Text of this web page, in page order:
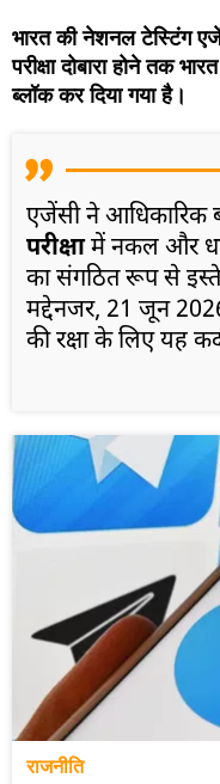
भारत की नेशनल टेस्टिंग
परीक्षा दोबारा होने तक
ब्लॉक कर दिया गया है।
एजेंसी ने आधिकारिक
परीक्षामें नकल और
का संगठित रूप से
मद्देनजर, 21 जून 2026
की रक्षा के लिए यह
राजनीति